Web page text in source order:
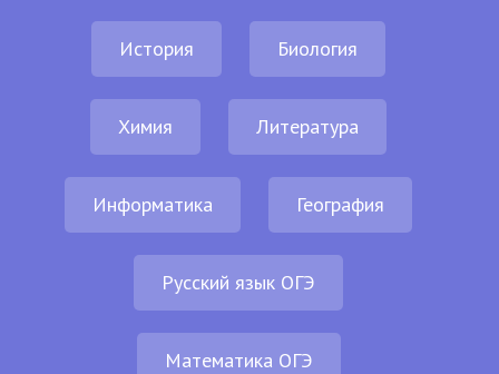
История Биология
Химия Литература
Информатика География
Русский язык ОГЭ
Математика ОГЭ